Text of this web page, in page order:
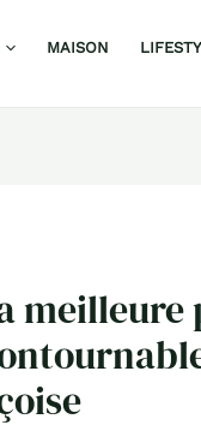
MAISON
meilleure